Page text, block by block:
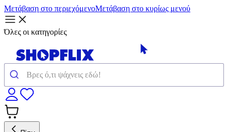
Μετάβαση στο περιεχόμενοΜετάβαση στο κυρίως μενού
Όλες οι κατηγορίες